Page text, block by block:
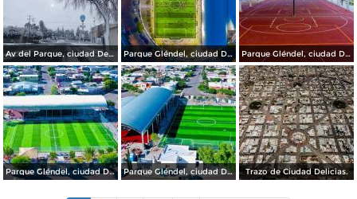
Av del Parque, ciudad Delicias. Parque Gléndel, ciudad Delicias. Parque Gléndel, ciudad Delicias Chihuahua.
Parque Gléndel, ciudad Delicias Chihuahua. Parque Gléndel, ciudad Delicias. Trazo de Ciudad Delicias.